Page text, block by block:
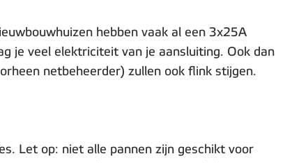
hebben vaak al een 3x25A
je veel elektriciteit van je aansluiting. Ook dan
netbeheerder) zullen ook flink stijgen.
Let op: niet alle pannen zijn geschikt voor